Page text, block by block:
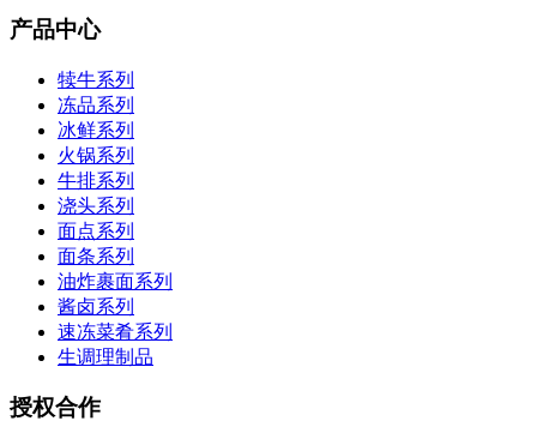
产品中心
犊牛系列
冻品系列
冰鲜系列
火锅系列
牛排系列
浇头系列
面点系列
面条系列
油炸裹面系列
酱卤系列
速冻菜肴系列
生调理制品
授权合作